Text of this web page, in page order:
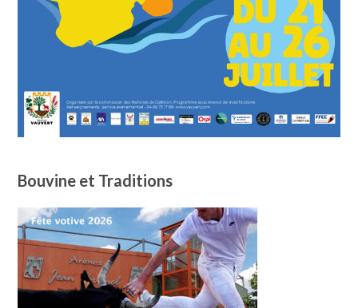
Bouvine et Traditions